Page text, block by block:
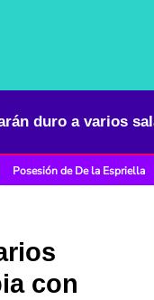
Posesión de De la Espriella
con